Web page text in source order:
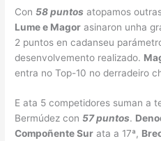
Con58 puntos atopamos
Lume e Magor asinaron unha
2 puntos en cadanseu
desenvolvemento realizado.
entra no Top-10 no derradeiro
E ata 5 competidores suman a
Bermúdez con57 puntos.
Compoñente Sur ata a 17ª,